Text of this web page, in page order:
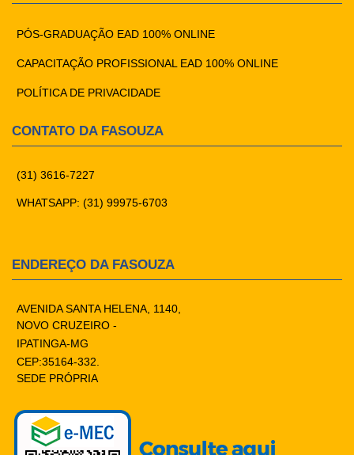
PÓS-GRADUAÇÃO EAD 100% ONLINE
CAPACITAÇÃO PROFISSIONAL EAD 100% ONLINE
POLÍTICA DE PRIVACIDADE
CONTATO DA FASOUZA
(31) 3616-7227
WHATSAPP: (31) 99975-6703
ENDEREÇO DA FASOUZA
AVENIDA SANTA HELENA, 1140,
NOVO CRUZEIRO -
IPATINGA-MG
CEP:35164-332.
SEDE PRÓPRIA